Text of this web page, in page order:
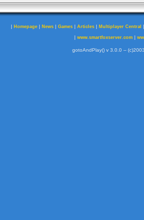
| Homepage | News | Games | Articles | Multiplayer Central
| www.smartfoxserver.com|
gotoAndPlay() v 3.0.0 --